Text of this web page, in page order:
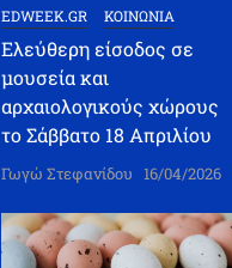
EDWEEK.GR ΚΟΙΝΩΝΙΑ
Ελεύθερη είσοδος σε
μουσεία και
αρχαιολογικούς χώρους
το Σάββατο 18 Απριλίου
Γωγώ Στεφανίδου 16/04/2026